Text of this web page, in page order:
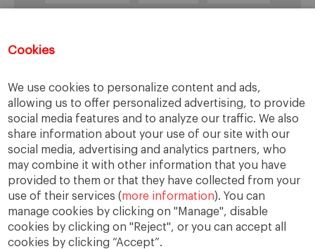
Cookies
We use cookies to personalize content and ads,
allowing us to offer personalized advertising, to provide
social media features and to analyze our traffic. We also
share information about your use of our site with our
social media, advertising and analytics partners, who
may combine it with other information that you have
provided to them or that they have collected from your
use of their services (more information). You can
manage cookies by clicking on "Manage", disable
cookies by clicking on "Reject", or you can accept all
cookies by clicking “Accept”.
Política Recesión Recuperación
Reforma laboral Reformas responsabilidad
Responsabilidad social RSC RSE
Sindicatos Sistema financiero Sociedad
Sostenibilidad Trabajo Valores Virtudes
Ética Ética de la empresa